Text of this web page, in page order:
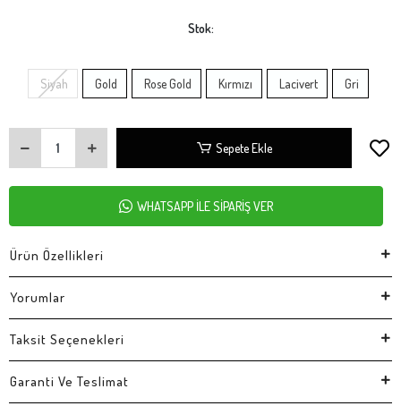
Stok:
Siyah Gold Rose Gold Kırmızı Lacivert Gri
Sepete Ekle
WHATSAPP İLE SİPARİŞ VER
Ürün Özellikleri
Yorumlar
Taksit Seçenekleri
Garanti Ve Teslimat